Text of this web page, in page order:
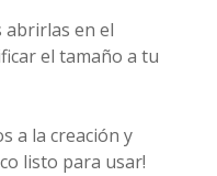
abrirlas en el
el tamaño a tu
a la creación y
listo para usar!